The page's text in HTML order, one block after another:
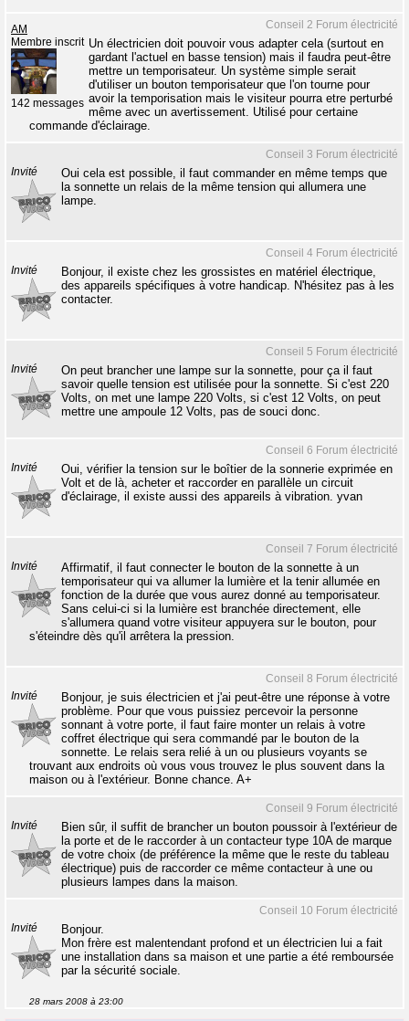
Conseil 2 Forum électricité
AM
Membre inscrit
142 messages
Un électricien doit pouvoir vous adapter cela (surtout en
gardant l'actuel en basse tension) mais il faudra peut-être
mettre un temporisateur. Un système simple serait
d'utiliser un bouton temporisateur que l'on tourne pour
avoir la temporisation mais le visiteur pourra etre perturbé
même avec un avertissement. Utilisé pour certaine
commande d'éclairage.
Conseil 3 Forum électricité
Invité
Oui cela est possible, il faut commander en même temps que
la sonnette un relais de la même tension qui allumera une
lampe.
Conseil 4 Forum électricité
Invité
Bonjour, il existe chez les grossistes en matériel électrique,
des appareils spécifiques à votre handicap. N'hésitez pas à les
contacter.
Conseil 5 Forum électricité
Invité
On peut brancher une lampe sur la sonnette, pour ça il faut
savoir quelle tension est utilisée pour la sonnette. Si c'est 220
Volts, on met une lampe 220 Volts, si c'est 12 Volts, on peut
mettre une ampoule 12 Volts, pas de souci donc.
Conseil 6 Forum électricité
Invité
Oui, vérifier la tension sur le boîtier de la sonnerie exprimée en
Volt et de là, acheter et raccorder en parallèle un circuit
d'éclairage, il existe aussi des appareils à vibration. yvan
Conseil 7 Forum électricité
Invité
Affirmatif, il faut connecter le bouton de la sonnette à un
temporisateur qui va allumer la lumière et la tenir allumée en
fonction de la durée que vous aurez donné au temporisateur.
Sans celui-ci si la lumière est branchée directement, elle
s'allumera quand votre visiteur appuyera sur le bouton, pour
s'éteindre dès qu'il arrêtera la pression.
Conseil 8 Forum électricité
Invité
Bonjour, je suis électricien et j'ai peut-être une réponse à votre
problème. Pour que vous puissiez percevoir la personne
sonnant à votre porte, il faut faire monter un relais à votre
coffret électrique qui sera commandé par le bouton de la
sonnette. Le relais sera relié à un ou plusieurs voyants se
trouvant aux endroits où vous vous trouvez le plus souvent dans la
maison ou à l'extérieur. Bonne chance. A+
Conseil 9 Forum électricité
Invité
Bien sûr, il suffit de brancher un bouton poussoir à l'extérieur de
la porte et de le raccorder à un contacteur type 10A de marque
de votre choix (de préférence la même que le reste du tableau
électrique) puis de raccorder ce même contacteur à une ou
plusieurs lampes dans la maison.
Conseil 10 Forum électricité
Invité
Bonjour.
Mon frère est malentendant profond et un électricien lui a fait
une installation dans sa maison et une partie a été remboursée
par la sécurité sociale.
28 mars 2008 à 23:00